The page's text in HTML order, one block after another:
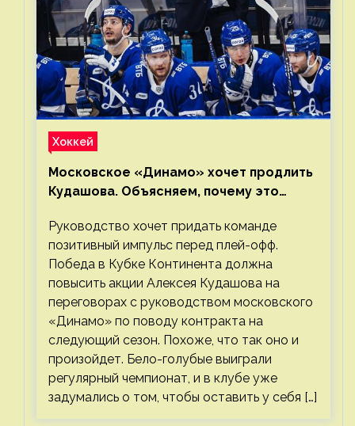
Хоккей
Московское «Динамо» хочет продлить
Кудашова. Объясняем, почему это
Руководство хочет придать команде
позитивный импульс перед плей-офф.
Победа в Кубке Континента должна
повысить акции Алексея Кудашова на
переговорах с руководством московского
«Динамо» по поводу контракта на
следующий сезон. Похоже, что так оно и
произойдет. Бело-голубые выиграли
регулярный чемпионат, и в клубе уже
задумались о том, чтобы оставить у себя […]